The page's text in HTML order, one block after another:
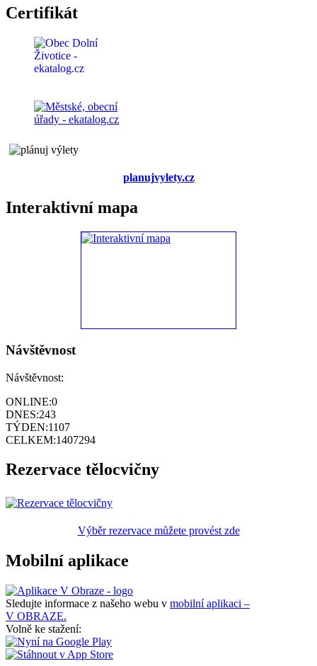
Certifikát
planujvylety.cz
Interaktivní mapa
Návštěvnost
Návštěvnost:
ONLINE:0
DNES:243
TÝDEN:1107
CELKEM:1407294
Rezervace tělocvičny
Výběr rezervace můžete provést zde
Mobilní aplikace
Sledujte informace z našeho webu v mobilní aplikaci –
V OBRAZE.
Volně ke stažení: